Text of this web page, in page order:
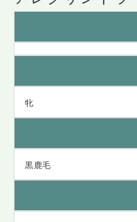
牝
黒鹿毛